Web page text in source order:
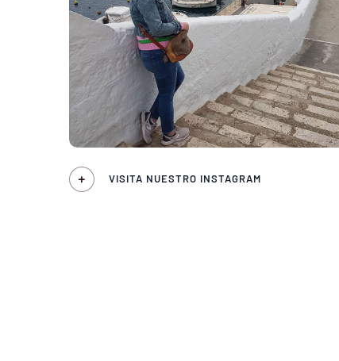
VISITA NUESTRO INSTAGRAM